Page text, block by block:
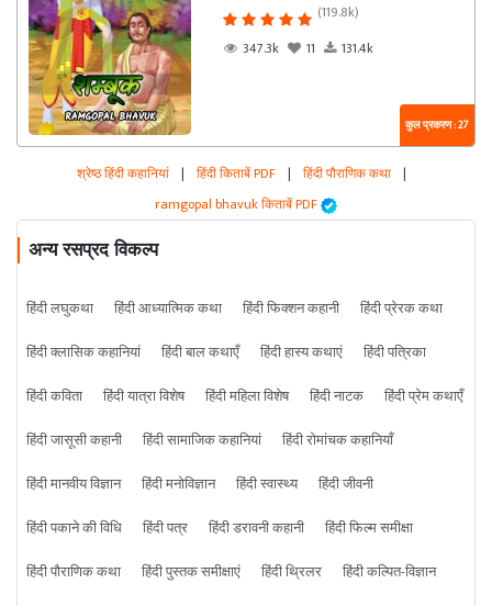
(119.8k)
347.3k
11 131.4k
कुल प्रकरण : 27
श्रेष्ठ हिंदी कहानियां | हिंदी किताबें PDF | हिंदी पौराणिक कथा |
ramgopal bhavuk किताबें PDF
अन्य रसप्रद विकल्प
हिंदी लघुकथा हिंदी आध्यात्मिक कथा हिंदी फिक्शन कहानी
हिंदी प्रेरक कथा
हिंदी क्लासिक कहानियां
हिंदी बाल कथाएँ हिंदी हास्य कथाएं
हिंदी पत्रिका
हिंदी कविता
हिंदी यात्रा विशेष हिंदी महिला विशेष हिंदी नाटक
हिंदी प्रेम कथाएँ
हिंदी जासूसी कहानी
हिंदी सामाजिक कहानियां
हिंदी रोमांचक कहानियाँ
हिंदी मानवीय विज्ञान
हिंदी मनोविज्ञान हिंदी स्वास्थ्य
हिंदी जीवनी
हिंदी पकाने की विधि
हिंदी पत्र हिंदी डरावनी कहानी
हिंदी फिल्म समीक्षा
हिंदी पौराणिक कथा
हिंदी पुस्तक समीक्षाएं हिंदी थ्रिलर
हिंदी कल्पित-विज्ञान